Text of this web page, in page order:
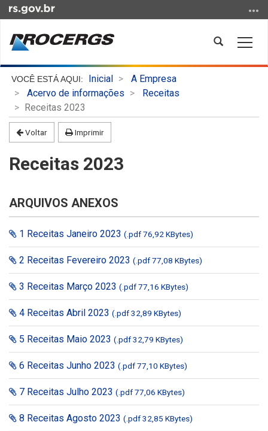
para
conteúdo
Ir
para
menu
para
busca
Abrir
busca
Início
conteúdo
Inicial
A Empresa
Acervo de informações
Receitas
Receitas 2023
Voltar Imprimir
Receitas 2023
ARQUIVOS ANEXOS
1 Receitas Janeiro 2023 (.pdf 76,92 KBytes)
2 Receitas Fevereiro 2023 (.pdf 77,08 KBytes)
3 Receitas Março 2023 (.pdf 77,16 KBytes)
4 Receitas Abril 2023 (.pdf 32,89 KBytes)
5 Receitas Maio 2023 (.pdf 32,79 KBytes)
6 Receitas Junho 2023 (.pdf 77,10 KBytes)
7 Receitas Julho 2023 (.pdf 77,06 KBytes)
8 Receitas Agosto 2023 (.pdf 32,85 KBytes)